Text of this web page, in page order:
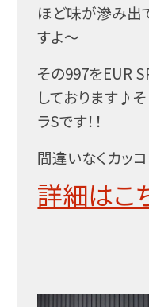
ほど味が滲み
すよ～
その997をEUR
しております♪
ラSです！！
間違いなくカッコ
詳細はこ